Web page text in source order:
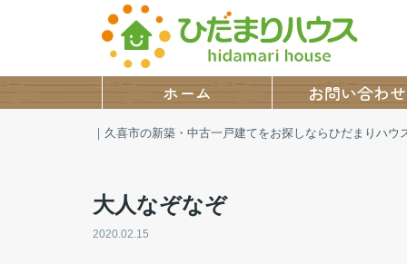
ホーム お問い合わせ
｜久喜市の新築・中古一戸建てをお探しならひだまりハウ
大人なぞなぞ
2020.02.15